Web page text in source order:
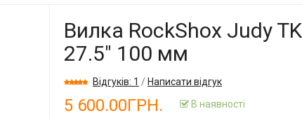
Вилка RockShox Judy TK
27.5" 100 мм
Відгуків: 1 / Написати відгук
5 600.00ГРН. В наявності